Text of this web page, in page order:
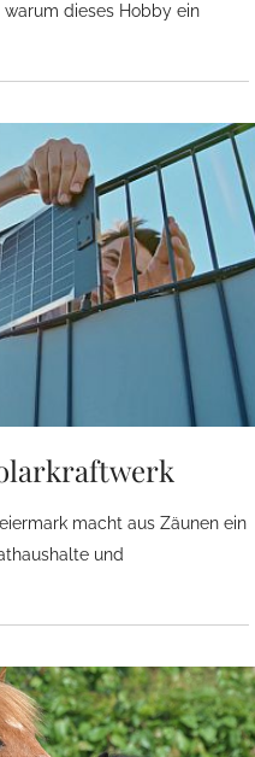
dieses Hobby ein
macht aus Zäunen ein
und